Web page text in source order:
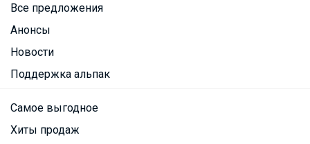
Все предложения
Анонсы
Новости
Поддержка альпак
Самое выгодное
Хиты продаж